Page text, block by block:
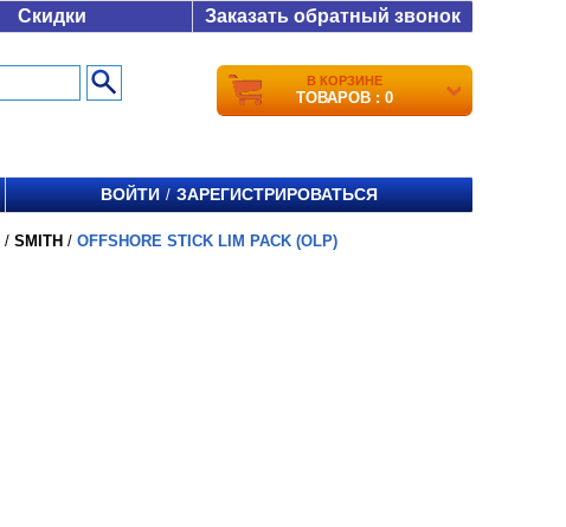
Скидки Заказать обратный звонок
В КОРЗИНЕ
ТОВАРОВ : 0
ВОЙТИ / ЗАРЕГИСТРИРОВАТЬСЯ
/ SMITH / OFFSHORE STICK LIM PACK (OLP)